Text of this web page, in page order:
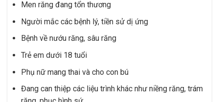
Men răng đang tổn thương
Người mắc các bệnh lý, tiền sử dị ứng
Bệnh về nướu răng, sâu răng
Trẻ em dưới 18 tuổi
Phụ nữ mang thai và cho con bú
Đang can thiệp các liệu trình khác như niềng răng, trám